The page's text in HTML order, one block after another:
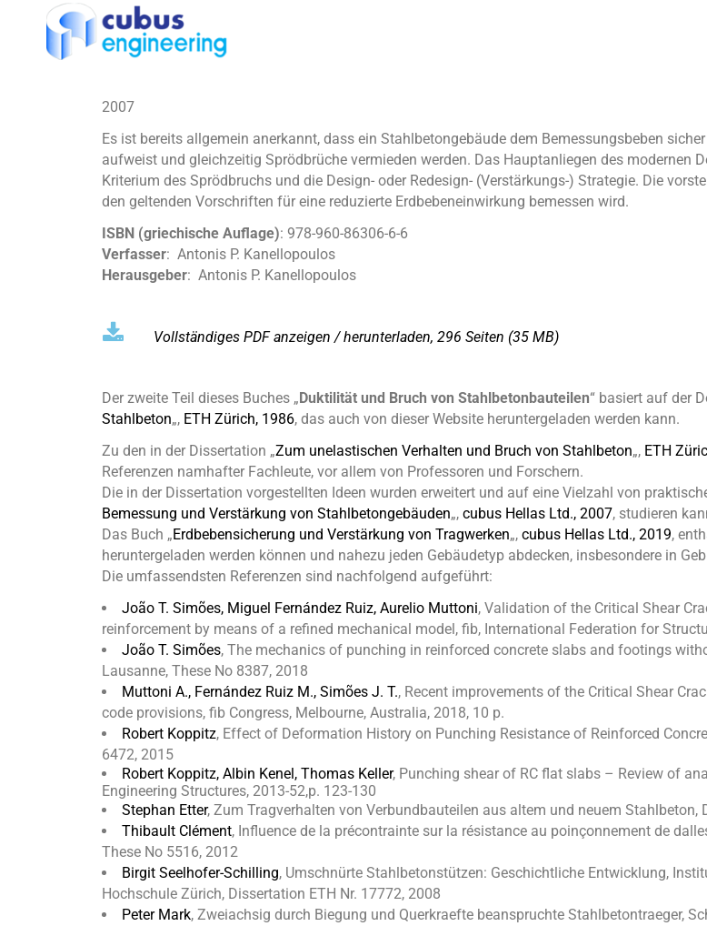
2007
Es ist bereits allgemein anerkannt, dass ein Stahlbetongebäude dem Bemessungsbeben
aufweist und gleichzeitig Sprödbrüche vermieden werden. Das Hauptanliegen des modernen
Kriterium des Sprödbruchs und die Design- oder Redesign- (Verstärkungs-) Strategie. Die
den geltenden Vorschriften für eine reduzierte Erdbebeneinwirkung bemessen wird.
ISBN (griechische Auflage): 978-960-86306-6-6
Verfasser: Antonis P. Kanellopoulos
Herausgeber: Antonis P. Kanellopoulos
Vollständiges PDF anzeigen / herunterladen, 296 Seiten (35 MΒ)
Der zweite Teil dieses Buches „Duktilität und Bruch von Stahlbetonbauteilen“ basiert auf der
Stahlbeton„, ETH Zürich, 1986, das auch von dieser Website heruntergeladen werden kann.
Zu den in der Dissertation „Zum unelastischen Verhalten und Bruch von Stahlbeton„, ETH
Referenzen namhafter Fachleute, vor allem von Professoren und Forschern.
Die in der Dissertation vorgestellten Ideen wurden erweitert und auf eine Vielzahl von
Bemessung und Verstärkung von Stahlbetongebäuden„, cubus Hellas Ltd., 2007, studieren
Das Buch „Erdbebensicherung und Verstärkung von Tragwerken„, cubus Hellas Ltd., 2019,
heruntergeladen werden können und nahezu jeden Gebäudetyp abdecken, insbesondere in
Die umfassendsten Referenzen sind nachfolgend aufgeführt:
João T. Simões, Miguel Fernández Ruiz, Aurelio Muttoni, Validation of the Critical Shear
reinforcement by means of a refined mechanical model, fib, International Federation for
João T. Simões, The mechanics of punching in reinforced concrete slabs and footings
Lausanne, These No 8387, 2018
Muttoni A., Fernández Ruiz M., Simões J. T., Recent improvements of the Critical Shear
code provisions, fib Congress, Melbourne, Australia, 2018, 10 p.
Robert Koppitz, Effect of Deformation History on Punching Resistance of Reinforced
6472, 2015
Robert Koppitz, Albin Kenel, Thomas Keller, Punching shear of RC flat slabs – Review of
Engineering Structures, 2013-52,p. 123-130
Stephan Etter, Zum Tragverhalten von Verbundbauteilen aus altem und neuem Stahlbeton,
Thibault Clément, Influence de la précontrainte sur la résistance au poinçonnement de
These No 5516, 2012
Birgit Seelhofer-Schilling, Umschnürte Stahlbetonstützen: Geschichtliche Entwicklung,
Hochschule Zürich, Dissertation ETH Nr. 17772, 2008
Peter Mark, Zweiachsig durch Biegung und Querkraefte beanspruchte Stahlbetontraeger,